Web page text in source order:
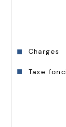
Charges
Taxe